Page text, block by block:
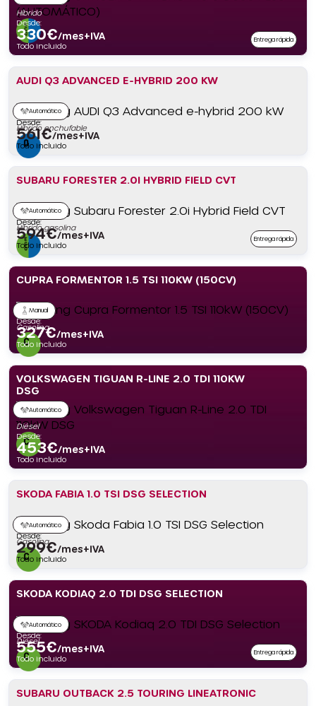
Híbrido
Desde:
330€/mes+IVA
Todo incluido
Entrega rápida
AUDI Q3 ADVANCED E-HYBRID 200 KW
Automático
Híbrido enchufable
Desde:
561€/mes+IVA
Todo incluido
SUBARU FORESTER 2.0I HYBRID FIELD CVT
Automático
Híbrido gasolina
Desde:
594€/mes+IVA
Todo incluido
Entrega rápida
CUPRA FORMENTOR 1.5 TSI 110KW (150CV)
Manual
Gasolina
Desde:
327€/mes+IVA
Todo incluido
VOLKSWAGEN TIGUAN R-LINE 2.0 TDI 110KW
DSG
Automático
Diésel
Desde:
453€/mes+IVA
Todo incluido
SKODA FABIA 1.0 TSI DSG SELECTION
Automático
Gasolina
Desde:
299€/mes+IVA
Todo incluido
SKODA KODIAQ 2.0 TDI DSG SELECTION
Automático
Diésel
Desde:
555€/mes+IVA
Todo incluido
Entrega rápida
SUBARU OUTBACK 2.5 TOURING LINEATRONIC